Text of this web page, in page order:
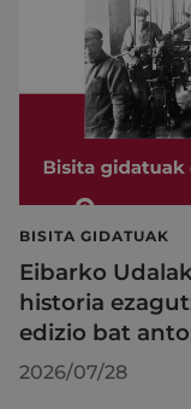
BISITA GIDATUAK
Eibarko
historia
edizio bat
2026/07/28